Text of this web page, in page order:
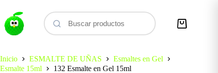
contenido
Carro
Inicio
ESMALTE DE UÑAS
Esmaltes en Gel
Esmalte 15ml
132 Esmalte en Gel 15ml